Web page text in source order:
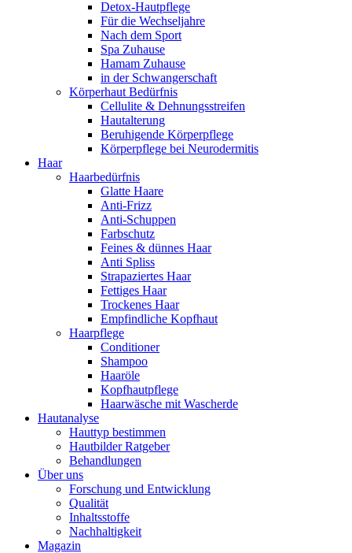
Detox-Hautpflege
Für die Wechseljahre
Nach dem Sport
Spa Zuhause
Hamam Zuhause
in der Schwangerschaft
Körperhaut Bedürfnis
Cellulite & Dehnungsstreifen
Hautalterung
Beruhigende Körperpflege
Körperpflege bei Neurodermitis
Haar
Haarbedürfnis
Glatte Haare
Anti-Frizz
Anti-Schuppen
Farbschutz
Feines & dünnes Haar
Anti Spliss
Strapaziertes Haar
Fettiges Haar
Trockenes Haar
Empfindliche Kopfhaut
Haarpflege
Conditioner
Shampoo
Haaröle
Kopfhautpflege
Haarwäsche mit Wascherde
Hautanalyse
Hauttyp bestimmen
Hautbilder Ratgeber
Behandlungen
Über uns
Forschung und Entwicklung
Qualität
Inhaltsstoffe
Nachhaltigkeit
Magazin